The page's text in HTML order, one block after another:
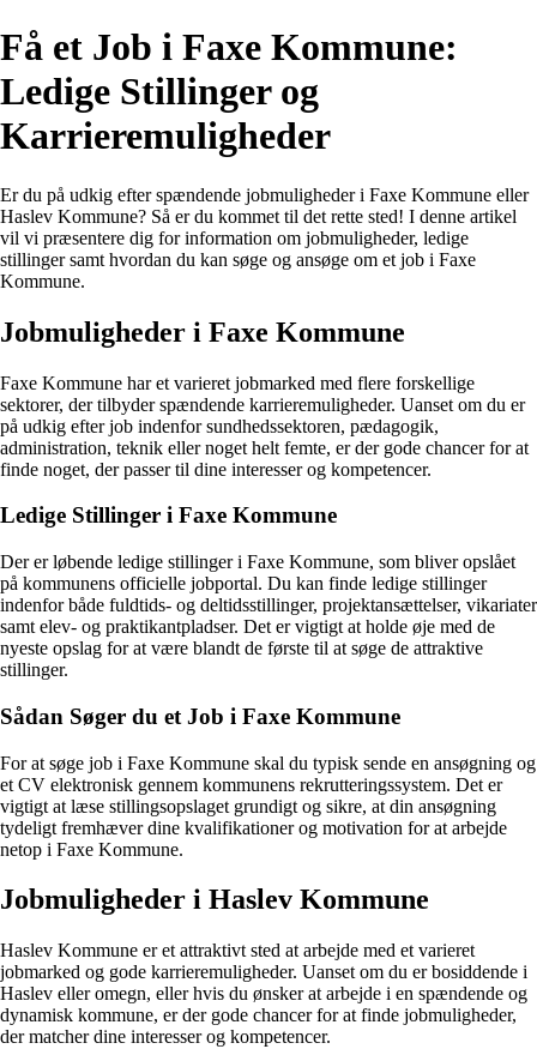
Få et Job i Faxe Kommune:
Ledige Stillinger og
Karrieremuligheder
Er du på udkig efter spændende jobmuligheder i Faxe Kommune eller
Haslev Kommune? Så er du kommet til det rette sted! I denne artikel
vil vi præsentere dig for information om jobmuligheder, ledige
stillinger samt hvordan du kan søge og ansøge om et job i Faxe
Kommune.
Jobmuligheder i Faxe Kommune
Faxe Kommune har et varieret jobmarked med flere forskellige
sektorer, der tilbyder spændende karrieremuligheder. Uanset om du er
på udkig efter job indenfor sundhedssektoren, pædagogik,
administration, teknik eller noget helt femte, er der gode chancer for at
finde noget, der passer til dine interesser og kompetencer.
Ledige Stillinger i Faxe Kommune
Der er løbende ledige stillinger i Faxe Kommune, som bliver opslået
på kommunens officielle jobportal. Du kan finde ledige stillinger
indenfor både fuldtids- og deltidsstillinger, projektansættelser, vikariater
samt elev- og praktikantpladser. Det er vigtigt at holde øje med de
nyeste opslag for at være blandt de første til at søge de attraktive
stillinger.
Sådan Søger du et Job i Faxe Kommune
For at søge job i Faxe Kommune skal du typisk sende en ansøgning og
et CV elektronisk gennem kommunens rekrutteringssystem. Det er
vigtigt at læse stillingsopslaget grundigt og sikre, at din ansøgning
tydeligt fremhæver dine kvalifikationer og motivation for at arbejde
netop i Faxe Kommune.
Jobmuligheder i Haslev Kommune
Haslev Kommune er et attraktivt sted at arbejde med et varieret
jobmarked og gode karrieremuligheder. Uanset om du er bosiddende i
Haslev eller omegn, eller hvis du ønsker at arbejde i en spændende og
dynamisk kommune, er der gode chancer for at finde jobmuligheder,
der matcher dine interesser og kompetencer.